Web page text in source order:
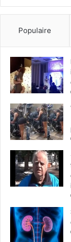
Populaire